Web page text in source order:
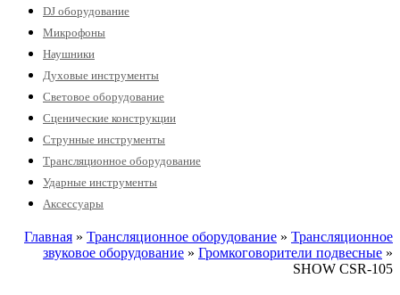
DJ оборудование
Микрофоны
Наушники
Духовые инструменты
Световое оборудование
Сценические конструкции
Струнные инструменты
Трансляционное оборудование
Ударные инструменты
Аксессуары
Главная » Трансляционное оборудование » Трансляционное
звуковое оборудование » Громкоговорители подвесные »
SHOW CSR-105